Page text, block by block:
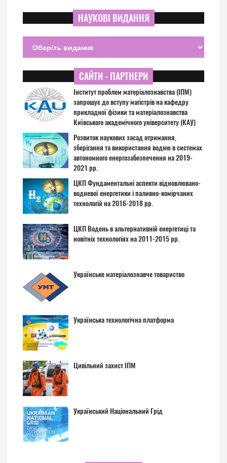
НАУКОВІ ВИДАННЯ
САЙТИ - ПАРТНЕРИ
Інститут проблем матеріалознавства (ІПМ)
запрошує до вступу магістрів на кафедру
прикладної фізики та матеріалознавства
Київського академічного університету (КАУ)
Розвиток наукових засад отримання,
зберігання та використання водню в системах
автономного енергозабезпечення на 2019-
2021 рр.
ЦКП Фундаментальні аспекти відновлювано-
водневої енергетики і паливно-комірчаних
технологій на 2016-2018 рр.
ЦКП Водень в альтернативній енергетиці та
новітніх технологіях на 2011-2015 рр.
Українське матеріалознавче товариство
Українська технологічна платформа
Цивільний захист ІПМ
Український Національний Грід